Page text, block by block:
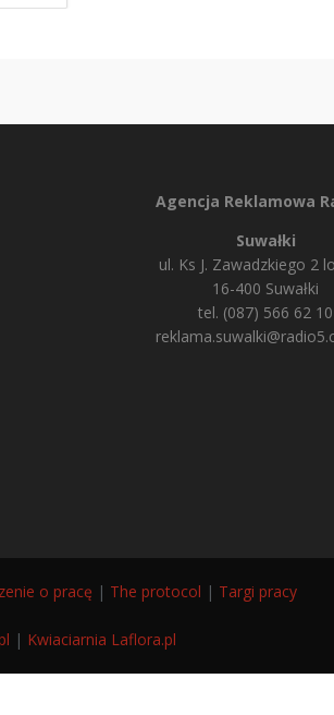
Agencja Reklamowa
Suwałki
ul. Ks J. Zawadzkiego 2
16-400 Suwałki
tel. (087) 566 62 10
o pracę | The protocol | Targi pracy
| Kwiaciarnia Laflora.pl